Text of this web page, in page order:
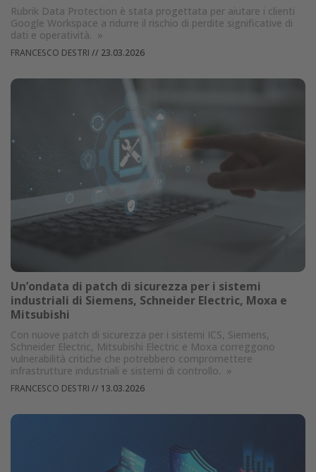
Rubrik Data Protection è stata progettata per aiutare i clienti
Google Workspace a ridurre il rischio di perdite significative di
dati e operatività. »
FRANCESCO DESTRI // 23.03.2026
Un’ondata di patch di sicurezza per i sistemi
industriali di Siemens, Schneider Electric, Moxa e
Mitsubishi
Con nuove patch di sicurezza per i sistemi ICS, Siemens,
Schneider Electric, Mitsubishi Electric e Moxa correggono
vulnerabilità critiche che potrebbero compromettere
infrastrutture industriali e sistemi di controllo. »
FRANCESCO DESTRI // 13.03.2026